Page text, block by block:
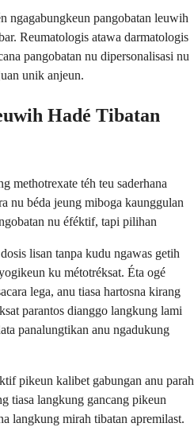
ngagabungkeun pangobatan leuwih
Reumatologis atawa darmatologis
pangobatan nu dipersonalisasi nu
unik anjeun.
Hadé Tibatan
methotrexate téh teu saderhana
nu béda jeung miboga kaunggulan
nu éféktif, tapi pilihan
lisan tanpa kudu ngawas getih
ku métotréksat. Éta ogé
lega, anu tiasa hartosna kirang
parantos dianggo langkung lami
panalungtikan anu ngadukung
pikeun kalibet gabungan anu parah
tiasa langkung gancang pikeun
langkung mirah tibatan apremilast.